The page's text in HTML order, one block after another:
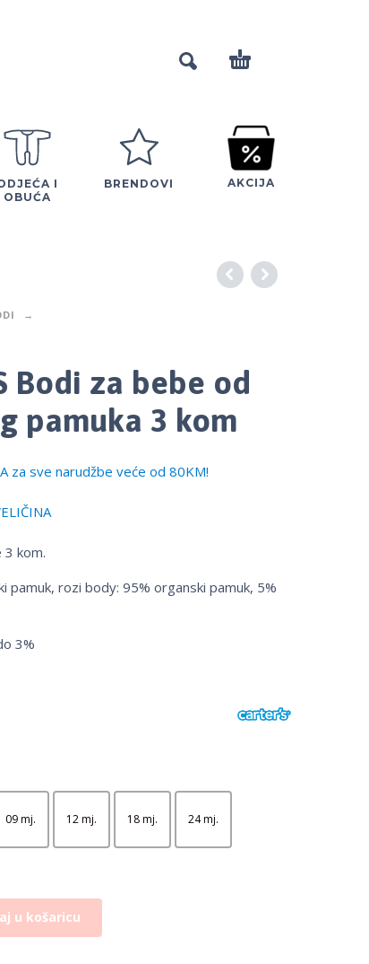
I
OBUĆA
BRENDOVI AKCIJA
Bodi za bebe od
pamuka 3 kom
za sve narudžbe veće od 80KM!
3 kom.
pamuk, rozi body: 95% organski pamuk, 5%
3%
09 mj. 12 mj. 18 mj. 24 mj.
u košaricu